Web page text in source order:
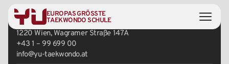
EUROPAS GRÖSSTE
TAEKWONDO SCHULE
Zentrale
1220 Wien, Wagramer Straße 147A
+43 1 – 99 699 00
info@yu-taekwondo.at